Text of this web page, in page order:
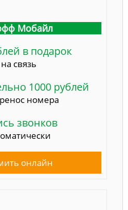
Мобайл
в подарок
на связь
1000 рублей
номера
звонков
онлайн